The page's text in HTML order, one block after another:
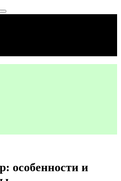
особенности и